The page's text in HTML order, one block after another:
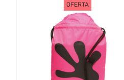
OFERTA